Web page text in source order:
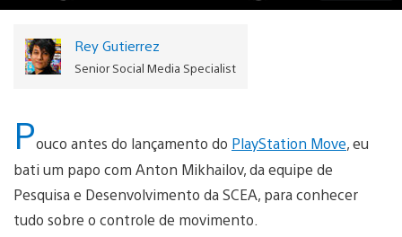
Wheel
Rey Gutierrez
Senior Social Media Specialist
Pouco antes do lançamento do PlayStation Move, eu
bati um papo com Anton Mikhailov, da equipe de
Pesquisa e Desenvolvimento da SCEA, para conhecer
tudo sobre o controle de movimento.